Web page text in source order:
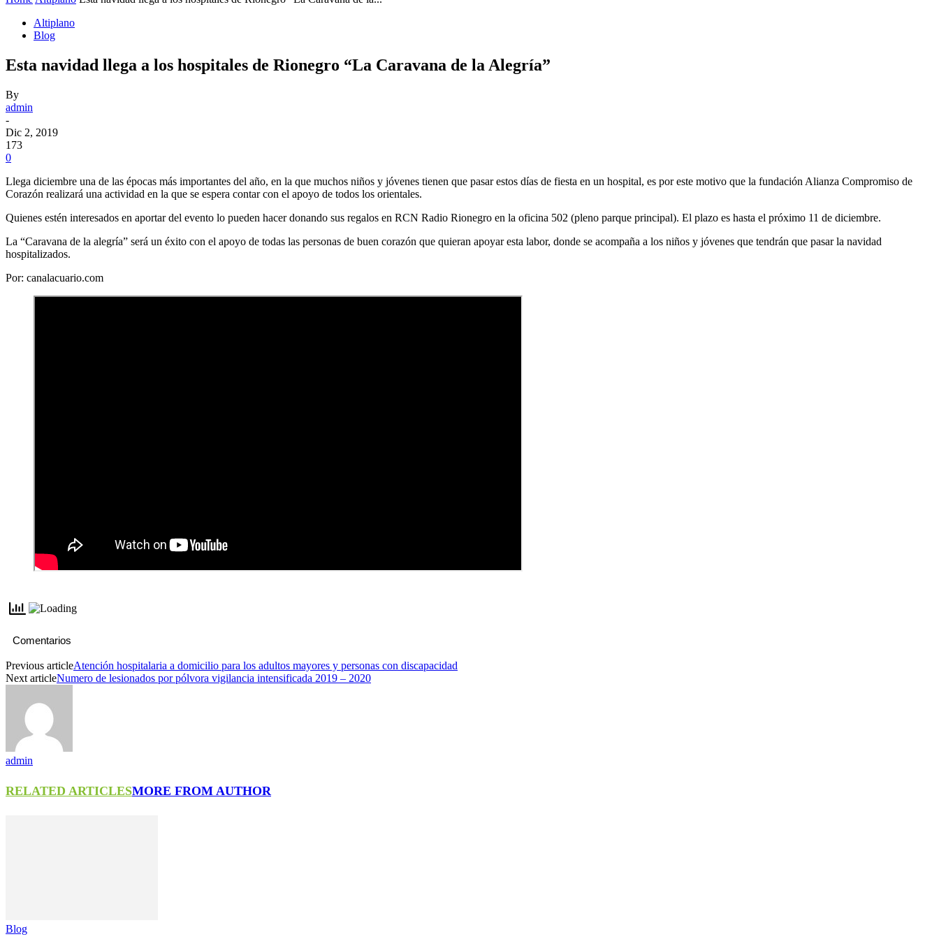
Altiplano
Blog
Esta navidad llega a los hospitales de Rionegro “La Caravana de la Alegría”
By
admin
-
Dic 2, 2019
173
0
Llega diciembre una de las épocas más importantes del año, en la que muchos niños y jóvenes tienen que pasar estos días de fiesta en un hospital, es por este motivo que la fundación Alianza Compromiso de
Corazón realizará una actividad en la que se espera contar con el apoyo de todos los orientales.
Quienes estén interesados en aportar del evento lo pueden hacer donando sus regalos en RCN Radio Rionegro en la oficina 502 (pleno parque principal). El plazo es hasta el próximo 11 de diciembre.
La “Caravana de la alegría” será un éxito con el apoyo de todas las personas de buen corazón que quieran apoyar esta labor, donde se acompaña a los niños y jóvenes que tendrán que pasar la navidad
hospitalizados.
Por: canalacuario.com
Comentarios
Previous articleAtención hospitalaria a domicilio para los adultos mayores y personas con discapacidad
Next articleNumero de lesionados por pólvora vigilancia intensificada 2019 – 2020
admin
RELATED ARTICLESMORE FROM AUTHOR
Blog